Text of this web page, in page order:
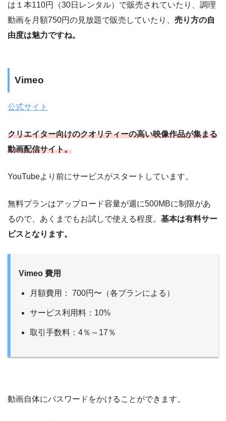
は１本110円（30日レンタル）で販売されていたり、調理
動画を月額750円の見放題で販売していたり、 売り方の自
由度は魅力ですね。
Vimeo
公式サイト
クリエイター向けのクオリティーの高い映像作品が集まる
動画配信サイト。
YouTubeより前にサービスがスタートしています。
無料プランはアップロード容量が週に500MBに制限があ
るので、あくまでもお試しで使える程度。 基本は有料サー
ビスとなります。
Vimeo 費用
月額費用： 700円〜（各プランによる）
サービス利用料：10%
取引手数料：4％～17％
動画自体にパスワードをかけることができます。